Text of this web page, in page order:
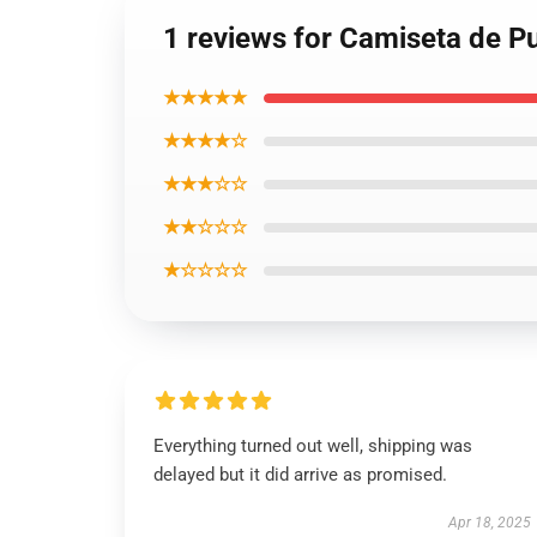
1 reviews for Camiseta de
★★★★★
★★★★☆
★★★☆☆
★★☆☆☆
★☆☆☆☆
Everything turned out well, shipping was
delayed but it did arrive as promised.
Apr 18, 2025